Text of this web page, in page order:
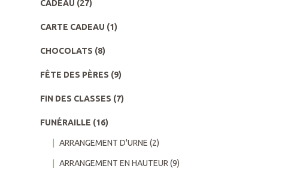
CADEAU (27)
CARTE CADEAU (1)
CHOCOLATS (8)
FÊTE DES PÈRES (9)
FIN DES CLASSES (7)
FUNÉRAILLE (16)
ARRANGEMENT D'URNE (2)
ARRANGEMENT EN HAUTEUR (9)